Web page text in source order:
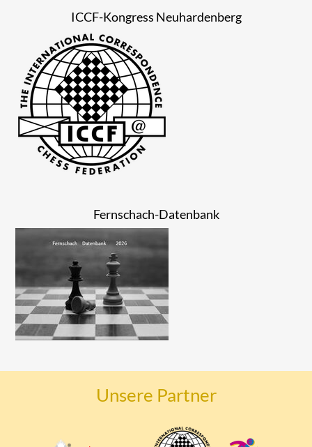
ICCF-Kongress Neuhardenberg
Fernschach-Datenbank
Unsere Partner